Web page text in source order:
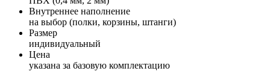
Внутреннее наполнение
на выбор (полки, корзины, штанги)
Размер
индивидуальный
Цена
указана за базовую комплектацию